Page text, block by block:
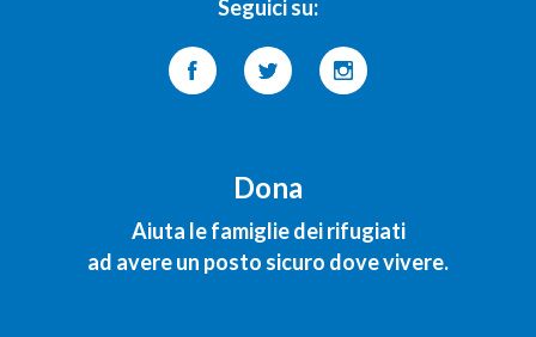
Seguici su:
Dona
Aiuta le famiglie dei rifugiati
ad avere un posto sicuro dove vivere.